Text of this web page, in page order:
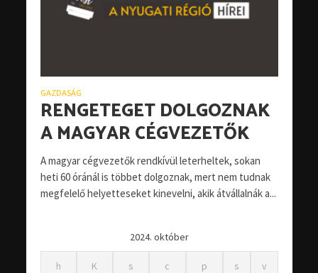
GAZDASÁG
RENGETEGET DOLGOZNAK
A MAGYAR CÉGVEZETŐK
A magyar cégvezetők rendkívül leterheltek, sokan
heti 60 óránál is többet dolgoznak, mert nem tudnak
megfelelő helyetteseket kinevelni, akik átvállalnák a...
2024. október
h K s c p s v